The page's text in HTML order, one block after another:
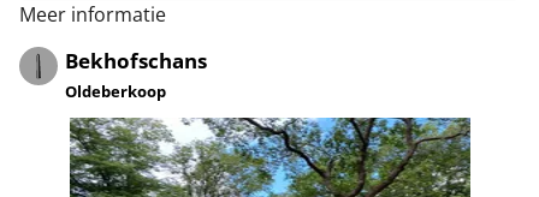
Meer informatie
Bekhofschans
Oldeberkoop